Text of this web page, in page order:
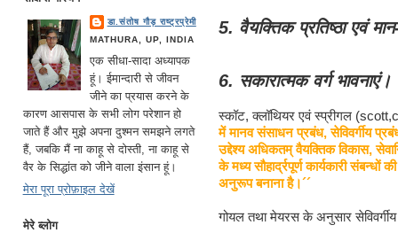
डा.संतोष गौड़ राष्ट्रप्रेमी
MATHURA, UP, INDIA
एक सीधा-सादा अध्यापक
हूं। ईमान्दारी से जीवन
जीने का प्रयास करने के
कारण आसपास के सभी लोग परेशान हो
जाते हैं और मुझे अपना दुश्मन समझने लगते
हैं, जबकि मैं ना काहू से दोस्ती, ना काहू से
वैर के सिद्धांत को जीने वाला इंसान हूं।
मेरा पूरा प्रोफ़ाइल देखें
मेरे ब्लोग
5. वैयक्तिक प्रतिष्ठा एवं
6. सकारात्मक वर्ग भावनाएं।
स्कॉट, क्लॉथियर एवं स्प्रीगल
में मानव संसाधन प्रबंध, सेविवर्गीय
उद्देश्य अधिकतम् वैयक्तिक विकास,
के मध्य सौहार्द्रपूर्ण कार्यकारी संबन्धों
अनुरूप बनाना है।´´
गोयल तथा मेयरस के अनुसार